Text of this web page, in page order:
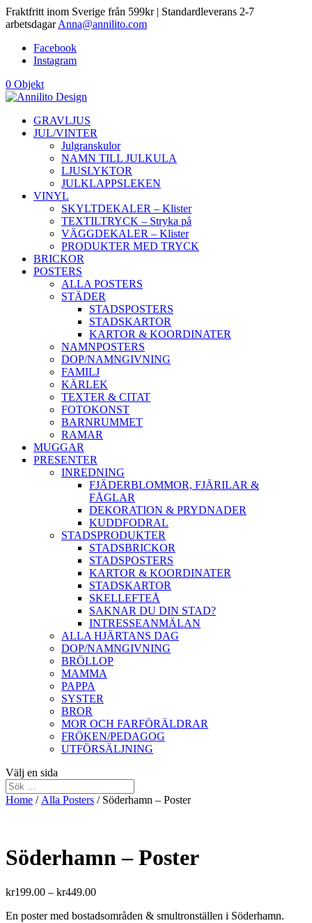
Fraktfritt inom Sverige från 599kr | Standardleverans 2-7
arbetsdagar Anna@annilito.com
Facebook
Instagram
0 Objekt
GRAVLJUS
JUL/VINTER
Julgranskulor
NAMN TILL JULKULA
LJUSLYKTOR
JULKLAPPSLEKEN
VINYL
SKYLTDEKALER – Klister
TEXTILTRYCK – Stryka på
VÄGGDEKALER – Klister
PRODUKTER MED TRYCK
BRICKOR
POSTERS
ALLA POSTERS
STÄDER
STADSPOSTERS
STADSKARTOR
KARTOR & KOORDINATER
NAMNPOSTERS
DOP/NAMNGIVNING
FAMILJ
KÄRLEK
TEXTER & CITAT
FOTOKONST
BARNRUMMET
RAMAR
MUGGAR
PRESENTER
INREDNING
FJÄDERBLOMMOR, FJÄRILAR &
FÅGLAR
DEKORATION & PRYDNADER
KUDDFODRAL
STADSPRODUKTER
STADSBRICKOR
STADSPOSTERS
KARTOR & KOORDINATER
STADSKARTOR
SKELLEFTEÅ
SAKNAR DU DIN STAD?
INTRESSEANMÄLAN
ALLA HJÄRTANS DAG
DOP/NAMNGIVNING
BRÖLLOP
MAMMA
PAPPA
SYSTER
BROR
MOR OCH FARFÖRÄLDRAR
FRÖKEN/PEDAGOG
UTFÖRSÄLJNING
Välj en sida
Home / Alla Posters / Söderhamn – Poster
Söderhamn – Poster
kr199.00 – kr449.00
En poster med bostadsområden & smultronställen i Söderhamn.